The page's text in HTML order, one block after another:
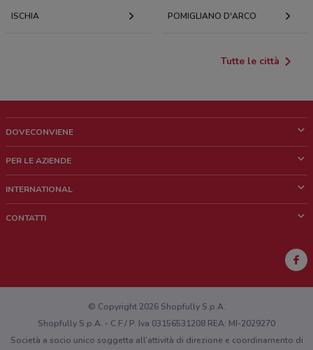
ISCHIA POMIGLIANO D'ARCO
Tutte le città
DOVECONVIENE
Chi siamo
Lavora con noi
PER LE AZIENDE
Richieste commerciali e marketing
INTERNATIONAL
CONTATTI
Hai un malfunzionamento sul web o sull'app?
© Copyright 2026 Shopfully S.p.A.
Shopfully S.p.A. - C.F / P. Iva 03156531208 REA: MI-2029270
Società a socio unico soggetta all’attività di direzione e coordinamento di